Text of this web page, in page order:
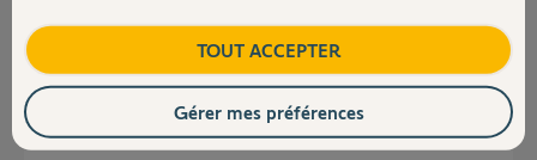
TOUT ACCEPTER
Gérer mes préférences